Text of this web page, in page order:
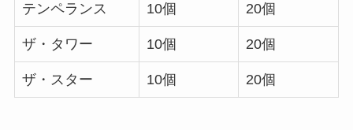
テンペランス 10個 20個
ザ・タワー 10個 20個
ザ・スター 10個 20個